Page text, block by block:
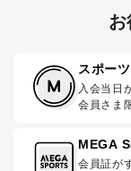
スポー
入会当日
会員さま
MEGA
会員証が